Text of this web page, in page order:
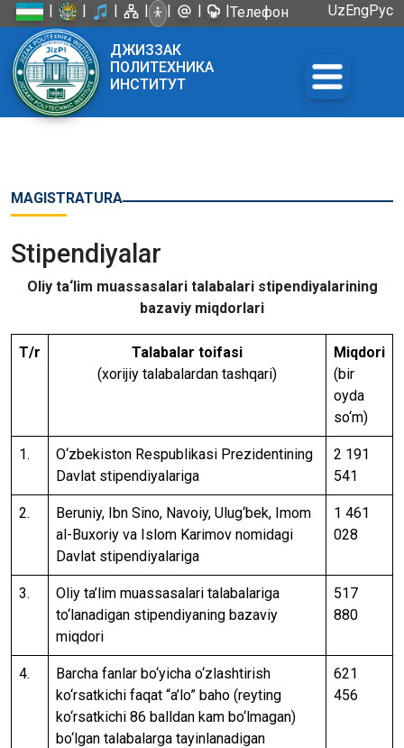
| | | | | | |Телефон
UzEngРус
ДЖИЗЗАК
ПОЛИТЕХНИКА
ИНСТИТУТ
MAGISTRATURA
Stipendiyalar
Oliy ta‘lim muassasalari talabalari stipendiyalarining
bazaviy miqdorlari
Т/r
Talabalar toifasi
(xorijiy talabalardan tashqari)
Miqdori
(bir
oyda
so‘m)
1.
O‘zbekiston Respublikasi Prezidentining
Davlat stipendiyalariga
2 191
541
2.
Beruniy, Ibn Sino, Navoiy, Ulug‘bek, Imom
al-Buxoriy va Islom Karimov nomidagi
Davlat stipendiyalariga
1 461
028
3.
Oliy ta’lim muassasalari talabalariga
to‘lanadigan stipendiyaning bazaviy
miqdori
517
880
4.
Barcha fanlar bo‘yicha o‘zlashtirish
ko‘rsatkichi faqat “a’lo” baho (reyting
ko‘rsatkichi 86 balldan kam bo‘lmagan)
bo‘lgan talabalarga tayinlanadigan
621
456